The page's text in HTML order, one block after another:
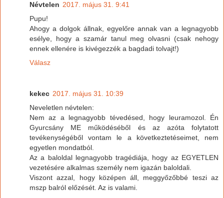
Névtelen 2017. május 31. 9:41
Pupu!
Ahogy a dolgok állnak, egyelőre annak van a legnagyobb
esélye, hogy a szamár tanul meg olvasni (csak nehogy
ennek ellenére is kivégezzék a bagdadi tolvajt!)
Válasz
kekec 2017. május 31. 10:39
Neveletlen névtelen:
Nem az a legnagyobb tévedésed, hogy leuramozol. Én
Gyurcsány ME működéséből és az azóta folytatott
tevékenységéből vontam le a következtetéseimet, nem
egyetlen mondatból.
Az a baloldal legnagyobb tragédiája, hogy az EGYETLEN
vezetésére alkalmas személy nem igazán baloldali.
Viszont azzal, hogy középen áll, meggyőzőbbé teszi az
mszp balról előzését. Az is valami.